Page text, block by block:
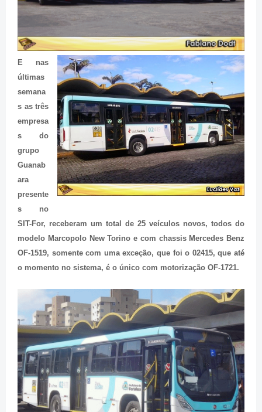
E nas
últimas
semana
s as três
empresa
s do
grupo
Guanab
ara
presente
s no
SIT-For, receberam um total de 25 veículos novos, todos do
modelo Marcopolo New Torino e com chassis Mercedes Benz
OF-1519, somente com uma exceção, que foi o 02415, que até
o momento no sistema, é o único com motorização OF-1721.